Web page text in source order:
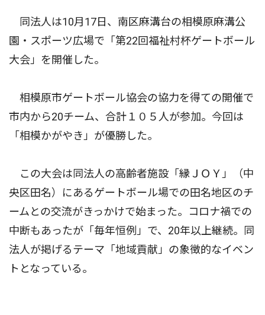
同法人は10月17日、南区麻溝台の相模原麻溝公
園・スポーツ広場で「第22回福祉村杯ゲートボール
大会」を開催した。
相模原市ゲートボール協会の協力を得ての開催で
市内から20チーム、合計１０５人が参加。今回は
「相模かがやき」が優勝した。
この大会は同法人の高齢者施設「縁ＪＯＹ」（中
央区田名）にあるゲートボール場での田名地区のチ
ームとの交流がきっかけで始まった。コロナ禍での
中断もあったが「毎年恒例」で、20年以上継続。同
法人が掲げるテーマ「地域貢献」の象徴的なイベン
トとなっている。